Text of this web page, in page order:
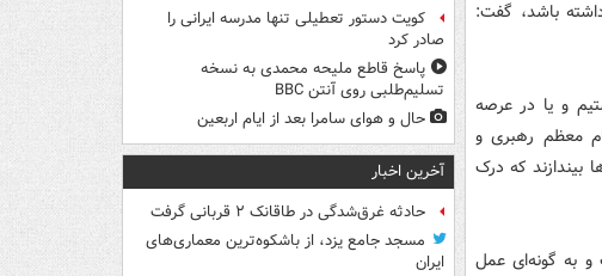
باشد، گفت:
و یا در عرصه
معظم رهبری و
که درک
و به گونه‌ای عمل
کویت دستور تعطیلی تنها مدرسه ایرانی را
صادر کرد
پاسخ قاطع ملیحه محمدی به نسخه
تسلیم‌طلبی روی آنتن BBC
حال و هوای سامرا بعد از ایام اربعین
آخرین اخبار
حادثه غرق‌شدگی در طاقانک ۲ قربانی گرفت
مسجد جامع یزد، از باشکوه‌ترین معماری‌های
ایران